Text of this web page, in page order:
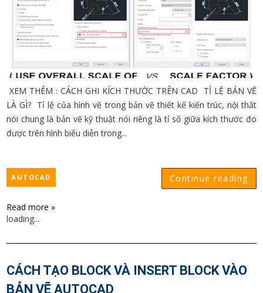
XEM THÊM : CÁCH GHI KÍCH THƯỚC TRÊN CAD TỈ LỆ BẢN VẼ
LÀ GÌ? Tỉ lệ của hình vẽ trong bản vẽ thiết kế kiến trúc, nội thất
nói chung là bản vẽ kỹ thuật nói riêng là tỉ số giữa kích thước đo
được trên hình biểu diễn trong...
Continue reading
AUTOCAD
Read more »
loading...
CÁCH TẠO BLOCK VÀ INSERT BLOCK VÀO
BẢN VẼ AUTOCAD